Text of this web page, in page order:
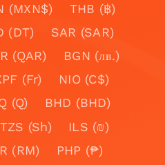
(MXN$)
THB (฿)
(DT)
SAR (SAR)
(QAR)
BGN (лв.)
(Fr)
NIO (C$)
(Q)
BHD (BHD)
TZS (Sh)
ILS (₪)
(RM)
PHP (₱)